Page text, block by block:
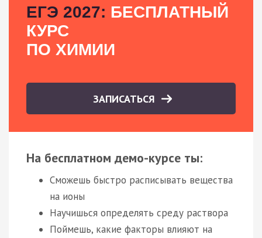
ЕГЭ 2027: БЕСПЛАТНЫЙ
КУРС
ПО ХИМИИ
ЗАПИСАТЬСЯ
На бесплатном демо-курсе ты:
Сможешь быстро расписывать вещества
на ионы
Научишься определять среду раствора
Поймешь, какие факторы влияют на